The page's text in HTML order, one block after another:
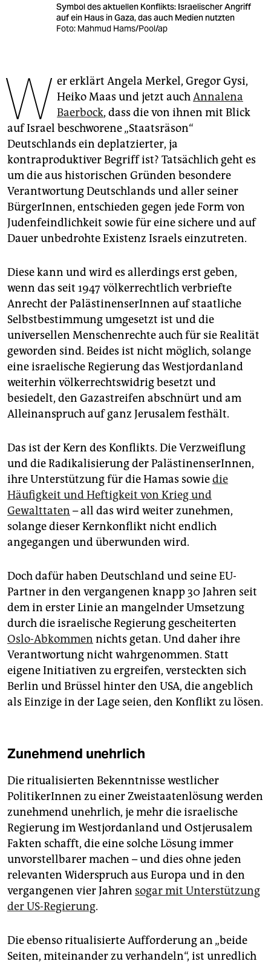
fragen & hilfe
genossenschaft
epaper login
Symbol des aktuellen Konflikts: Israelischer Angriff
auf ein Haus in Gaza, das auch Medien nutzten
Foto: Mahmud Hams/Pool/ap
W er erklärt Angela Merkel, Gregor Gysi,
Heiko Maas und jetzt auchAnnalena
Baerbock, dass die von ihnen mit Blick
auf Israel beschworene „Staatsräson“
Deutschlands ein deplatzierter, ja
kontraproduktiver Begriff ist? Tatsächlich geht es
um die aus historischen Gründen besondere
Verantwortung Deutschlands und aller seiner
BürgerInnen, entschieden gegen jede Form von
Judenfeindlichkeit sowie für eine sichere und auf
Dauer unbedrohte Existenz Israels einzutreten.
Diese kann und wird es allerdings erst geben,
wenn das seit 1947 völkerrechtlich verbriefte
Anrecht der PalästinenserInnen auf staatliche
Selbstbestimmung umgesetzt ist und die
universellen Menschenrechte auch für sie Realität
geworden sind. Beides ist nicht möglich, solange
eine israelische Regierung das Westjordanland
weiterhin völkerrechtswidrig besetzt und
besiedelt, den Gaza­streifen abschnürt und am
Alleinanspruch auf ganz Jerusalem festhält.
Das ist der Kern des Konflikts. Die Verzweiflung
und die Radikalisierung der PalästinenserInnen,
ihre Unterstützung für die Hamas sowiedie
Häufigkeit und Heftigkeit von Krieg und
Gewalttaten – all das wird weiter zunehmen,
solange dieser Kernkonflikt nicht endlich
angegangen und überwunden wird.
Doch dafür haben Deutschland und seine EU-
Partner in den vergangenen knapp 30 Jahren seit
dem in erster Linie an mangelnder Umsetzung
durch die israelische Regierung gescheiterten
Oslo-Abkommen nichts getan. Und daher ihre
Verantwortung nicht wahrgenommen. Statt
eigene Initiativen zu ergreifen, versteckten sich
Berlin und Brüssel hinter den USA, die angeblich
als Einzige in der Lage seien, den Konflikt zu lösen.
Zunehmend unehrlich
Die ritualisierten Bekenntnisse westlicher
PolitikerInnen zu einer Zweistaatenlösung werden
zunehmend unehrlich, je mehr die israelische
Regierung im Westjordanland und Ostjerusalem
Fakten schafft, die eine solche Lösung immer
unvorstellbarer machen – und dies ohne jeden
relevanten Widerspruch aus Europa und in den
vergangenen vier Jahren sogar mit Unterstützung
der US-Regierung.
Die ebenso ritualisierte Aufforderung an „beide
Seiten, miteinander zu verhandeln“, ist unredlich